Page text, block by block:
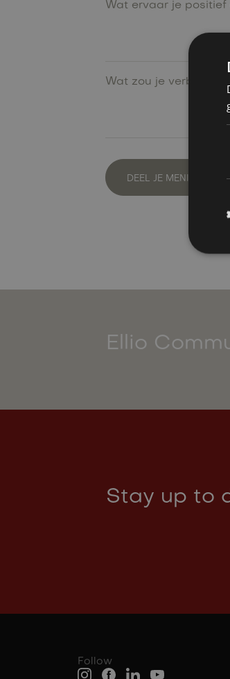
Ellio
Stay up to
Follow